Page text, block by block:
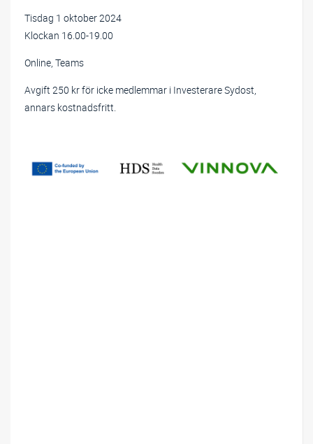
Tisdag 1 oktober 2024
Klockan 16.00-19.00
Online, Teams
Avgift 250 kr för icke medlemmar i Investerare Sydost,
annars kostnadsfritt.